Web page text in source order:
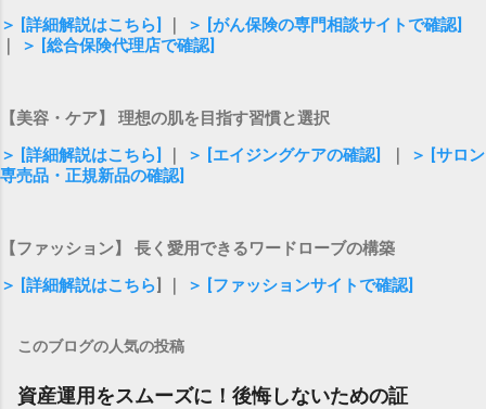
＞ [詳細解説はこちら]
＞ [がん保険の専門相談サイトで確認]
＞ [総合保険代理店で確認]
【美容・ケア】 理想の肌を目指す習慣と選択
＞ [詳細解説はこちら]
＞ [エイジングケアの確認]
＞ [サロン
専売品・正規新品の確認]
【ファッション】 長く愛用できるワードローブの構築
＞ [詳細解説はこちら] ｜ ＞ [ファッションサイトで確認]
このブログの人気の投稿
資産運用をスムーズに！後悔しないための証